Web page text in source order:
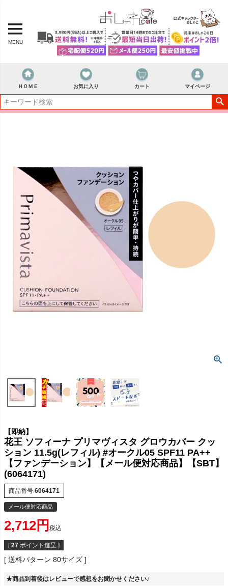
MENU
ＨＯＭＥ お気に入り カート マイページ
【即納】
花王 ソフィーナ プリマヴィスタ グロウカバー クッ
ション 11.5g(レフィル) #オークル05 SPF11 PA++
【ファンデーション】【メール便対応商品】【SBT】
(6064171)
商品番号 6064171
メール便対応商品
2,712 税込
[ 27 ポイント進呈 ]
送料パターン 80サイズ
★商品到着後はレビューで感想をお聞かせください♪